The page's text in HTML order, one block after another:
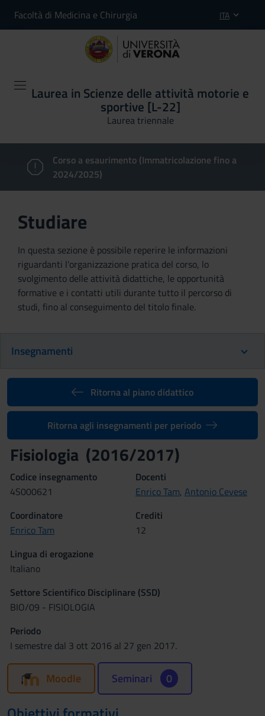
Facoltà di Medicina e Chirurgia ITA
Laurea in Scienze delle attività motorie e
sportive [L-22]
Laurea triennale
Corso a esaurimento (Immatricolazione fino a
2024/2025)
Studiare
In questa sezione è possibile reperire le informazioni
riguardanti l'organizzazione pratica del corso, lo
svolgimento delle attività didattiche, le opportunità
formative e i contatti utili durante tutto il percorso di
studi, fino al conseguimento del titolo finale.
Insegnamenti
Ritorna al piano didattico
Ritorna agli insegnamenti per periodo
Fisiologia (2016/2017)
Codice insegnamento
4S000621
Docenti
Enrico Tam, Antonio Cevese
Coordinatore
Enrico Tam
Crediti
12
Lingua di erogazione
Italiano
Settore Scientifico Disciplinare (SSD)
BIO/09 - FISIOLOGIA
Periodo
I semestre dal 3 ott 2016 al 27 gen 2017.
Moodle Seminari 0